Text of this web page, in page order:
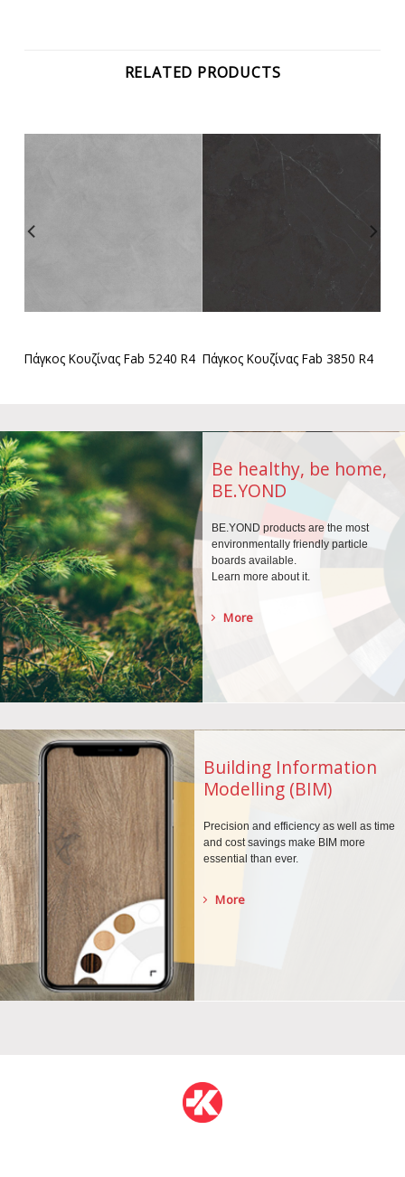
RELATED PRODUCTS
Πάγκος Κουζίνας Fab 5240 R4 Πάγκος Κουζίνας Fab 3850 R4
Be healthy, be home,
BE.YOND
BE.YOND products are the most
environmentally friendly particle
boards available.
Learn more about it.
More
Building Information
Modelling (BIM)
Precision and efficiency as well as time
and cost savings make BIM more
essential than ever.
More